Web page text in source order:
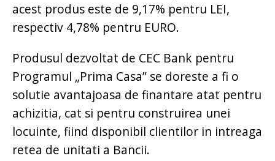
acest produs este de 9,17% pentru LEI,
respectiv 4,78% pentru EURO.
Produsul dezvoltat de CEC Bank pentru
Programul „Prima Casa” se doreste a fi o
solutie avantajoasa de finantare atat pentru
achizitia, cat si pentru construirea unei
locuinte, fiind disponibil clientilor in intreaga
retea de unitati a Bancii.